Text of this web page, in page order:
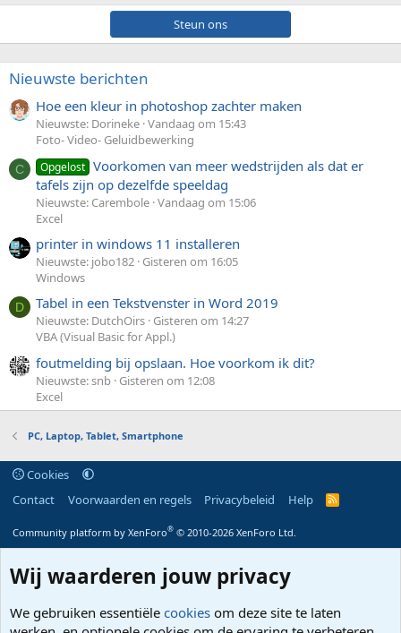
Steun ons
Nieuwste berichten
Hoe een kleur in photoshop zachter maken
Nieuwste: Dorineke Vandaag om 15:43
Foto- Video- Geluidbewerking
C Opgelost Voorkomen van meer wedstrijden als dat er
tafels zijn op dezelfde speeldag
Nieuwste: Carembole Vandaag om 15:06
Excel
printer in windows 11 installeren
Nieuwste: jobo182 Gisteren om 16:05
Windows
D Tabel in een Tekstvenster in Word 2019
Nieuwste: DutchOirs Gisteren om 14:27
VBA (Visual Basic for Appl.)
foutmelding bij opslaan. Hoe voorkom ik dit?
Nieuwste: snb Gisteren om 12:08
Excel
PC, Laptop, Tablet, Smartphone
Cookies
Contact
Voorwaarden en regels Privacybeleid Help
R
S
Community platform by XenForo® © 2010-2026 XenForo Ltd.
Wij waarderen jouw privacy
We gebruiken essentiële cookies om deze site te laten